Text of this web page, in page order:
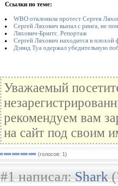
Ссылки по теме:
WBO отклонила протест Сергея
Сергей Ляхович выпал с ринга, не
Ляхович-Бриггс. Репортаж
Сергей Ляхович находится в плохой
Дэвид Туа одержал убедительную
Уважаемый
рекомендуем вам
на сайт под своим
(голосов: 1)
#1 написал:Shark